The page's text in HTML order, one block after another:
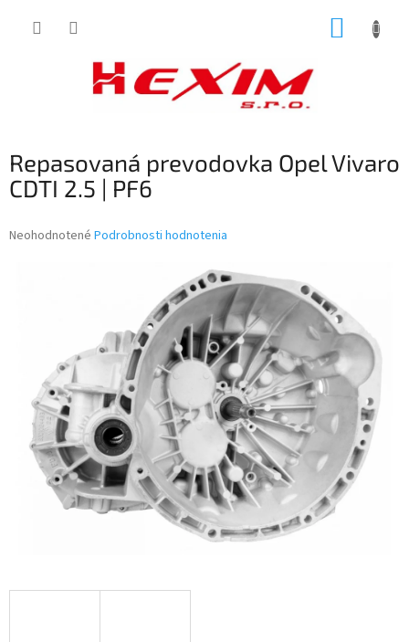
Repasovaná prevodovka Opel Vivaro
CDTI 2.5 | PF6
Priemerné
hviezdičiek.
Neohodnotené Podrobnosti hodnotenia